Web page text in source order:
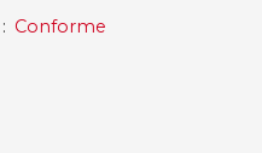
: Conforme